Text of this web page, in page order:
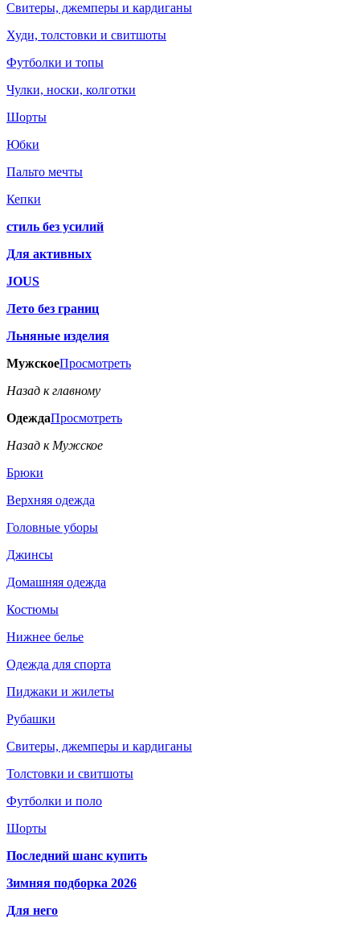
Свитеры, джемперы и кардиганы
Худи, толстовки и свитшоты
Футболки и топы
Чулки, носки, колготки
Шорты
Юбки
Пальто мечты
Кепки
стиль без усилий
Для активных
JOUS
Лето без границ
Льняные изделия
МужскоеПросмотреть
Назад к главному
ОдеждаПросмотреть
Назад к Мужское
Брюки
Верхняя одежда
Головные уборы
Джинсы
Домашняя одежда
Костюмы
Нижнее белье
Одежда для спорта
Пиджаки и жилеты
Рубашки
Свитеры, джемперы и кардиганы
Толстовки и свитшоты
Футболки и поло
Шорты
Последний шанс купить
Зимняя подборка 2026
Для него